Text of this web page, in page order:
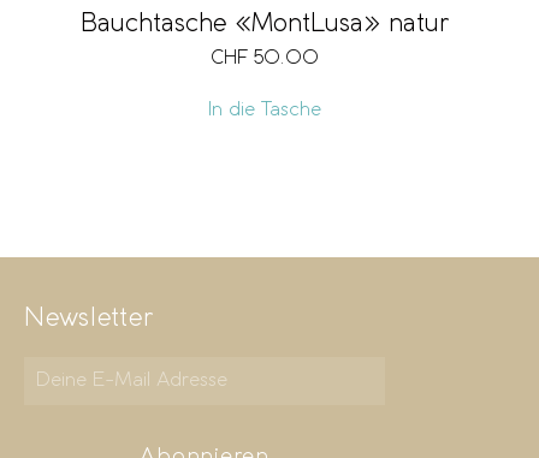
Bauchtasche «MontLusa» natur
CHF 50.00
In die Tasche
Newsletter